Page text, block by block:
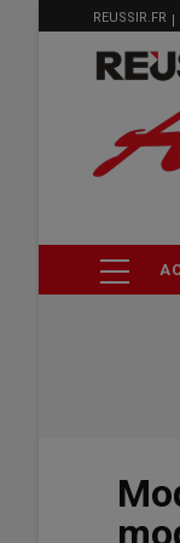
MENU
FILIÈRE
REUSSIR.FR